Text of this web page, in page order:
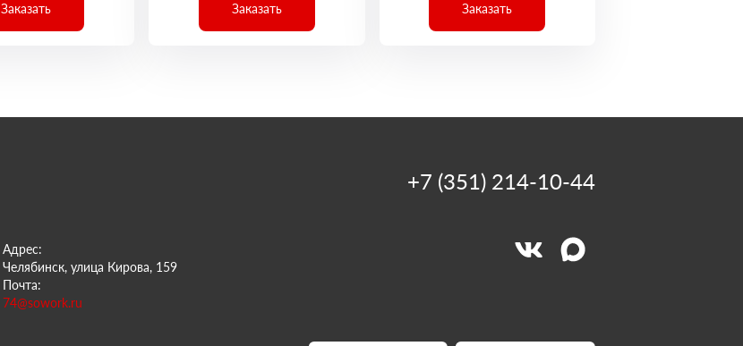
Заказать Заказать Заказать
Адрес:
Челябинск, улица Кирова, 159
Почта:
74@sowork.ru
+7 (351) 214-10-44